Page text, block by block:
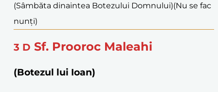
(Sâmbăta dinaintea Botezului Domnului)(Nu se fac
nunți)
3 D Sf. Prooroc Maleahi
(Botezul lui Ioan)